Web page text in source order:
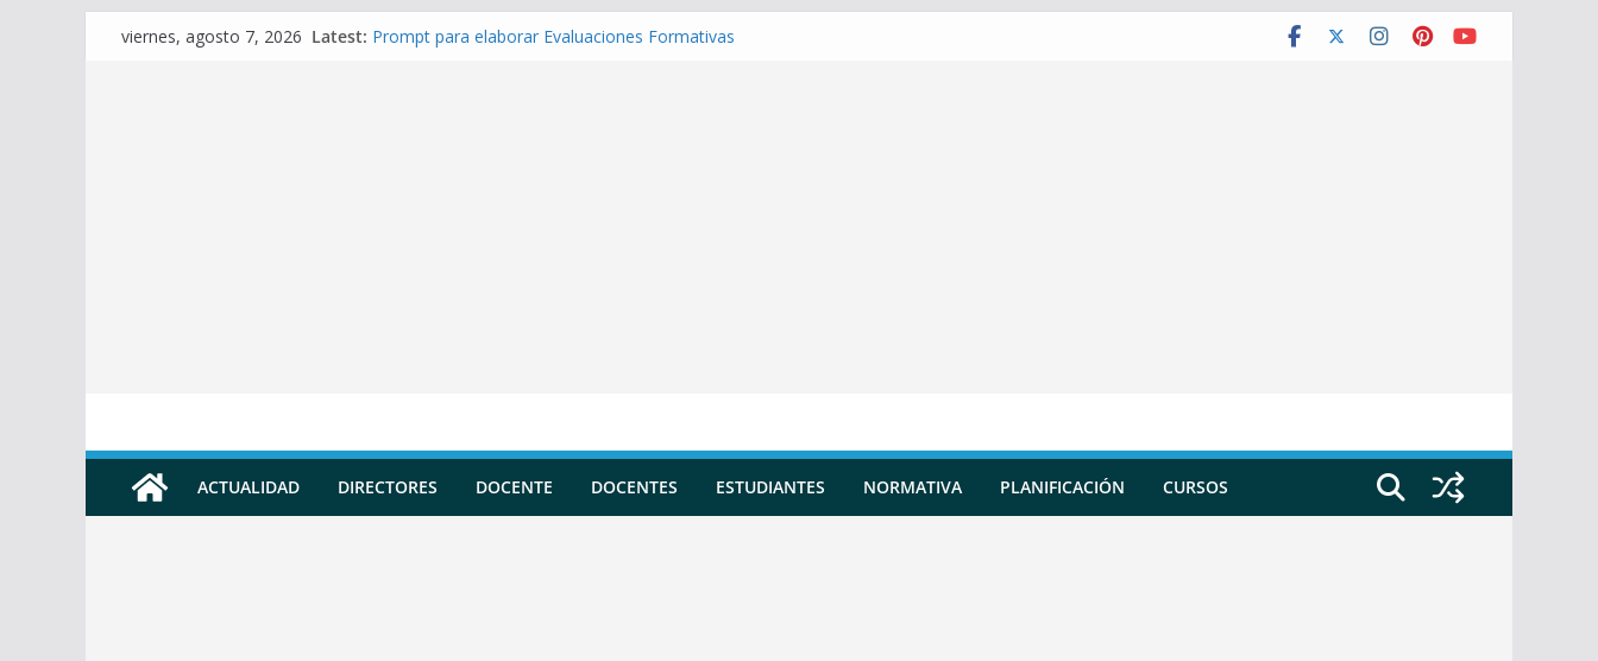
Skipviernes, agosto 7, 2026 Latest: Prompt para elaborar Evaluaciones Formativas
ACTUALIDAD DIRECTORES DOCENTE DOCENTES ESTUDIANTES NORMATIVA PLANIFICACIÓN CURSOS